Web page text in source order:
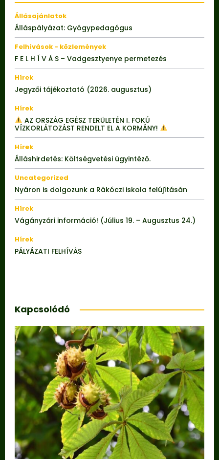
Állásajánlatok
Álláspályázat: Gyógypedagógus
Felhívások - közlemények
F E L H Í V Á S – Vadgesztyenye permetezés
Hírek
Jegyzői tájékoztató (2026. augusztus)
Hírek
AZ ORSZÁG EGÉSZ TERÜLETÉN I. FOKÚ
VÍZKORLÁTOZÁST RENDELT EL A KORMÁNY!
Hírek
Álláshirdetés: Költségvetési ügyintéző.
Uncategorized
Nyáron is dolgozunk a Rákóczi iskola felújításán
Hírek
Vágányzári információ! (Július 19. – Augusztus 24.)
Hírek
PÁLYÁZATI FELHÍVÁS
Kapcsolódó